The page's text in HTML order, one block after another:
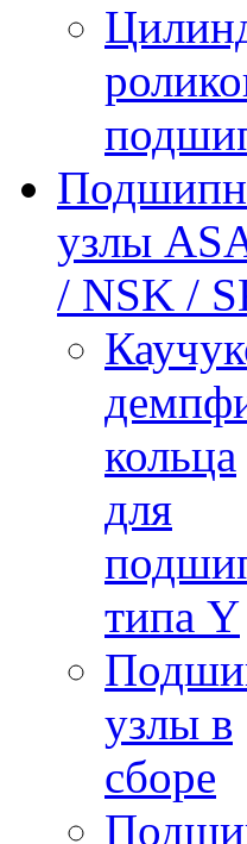
узлы
/ NSK /
кольца
для
типа Y
узлы в
сборе